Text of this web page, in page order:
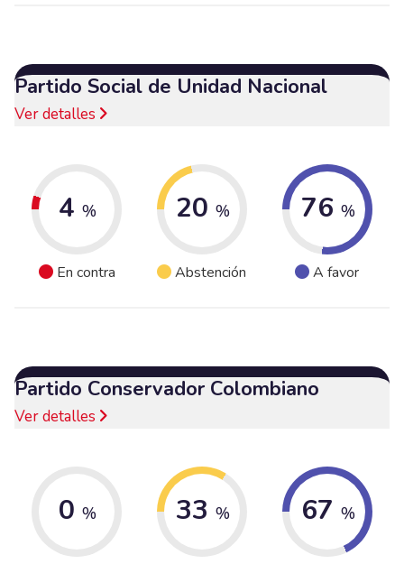
Partido Social de Unidad Nacional
Ver detalles
4 %
En contra
20 %
Abstención
76 %
A favor
Partido Conservador Colombiano
Ver detalles
0 % 33 % 67 %